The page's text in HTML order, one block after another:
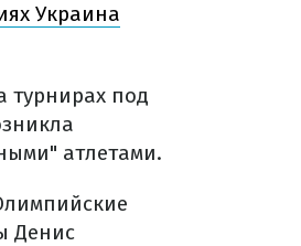
Украина
турнирах под
атлетами.
Денис